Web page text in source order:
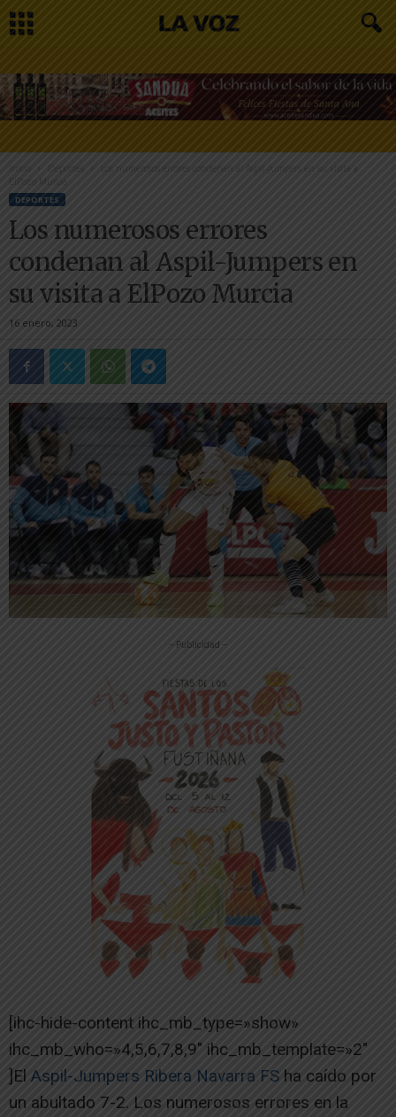
Inicio
Los numerosos errores condenan al Aspil-Jumpers en su visita a
ElPozo Murcia
DEPORTES
Los numerosos errores
condenan al Aspil-Jumpers en
su visita a ElPozo Murcia
16 enero, 2023
-- Publicidad --
[ihc-hide-content ihc_mb_type=»show»
ihc_mb_who=»4,5,6,7,8,9″ ihc_mb_template=»2″
]El Aspil-Jumpers Ribera Navarra FS ha caído por
un abultado 7-2. Los numerosos errores en la